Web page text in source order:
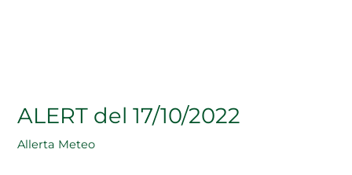
ALERT del 17/10/2022
Allerta Meteo